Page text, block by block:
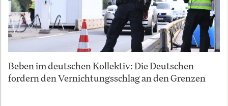
Beben im deutschen Kollektiv: Die Deutschen
fordern den Vernichtungsschlag an den Grenzen